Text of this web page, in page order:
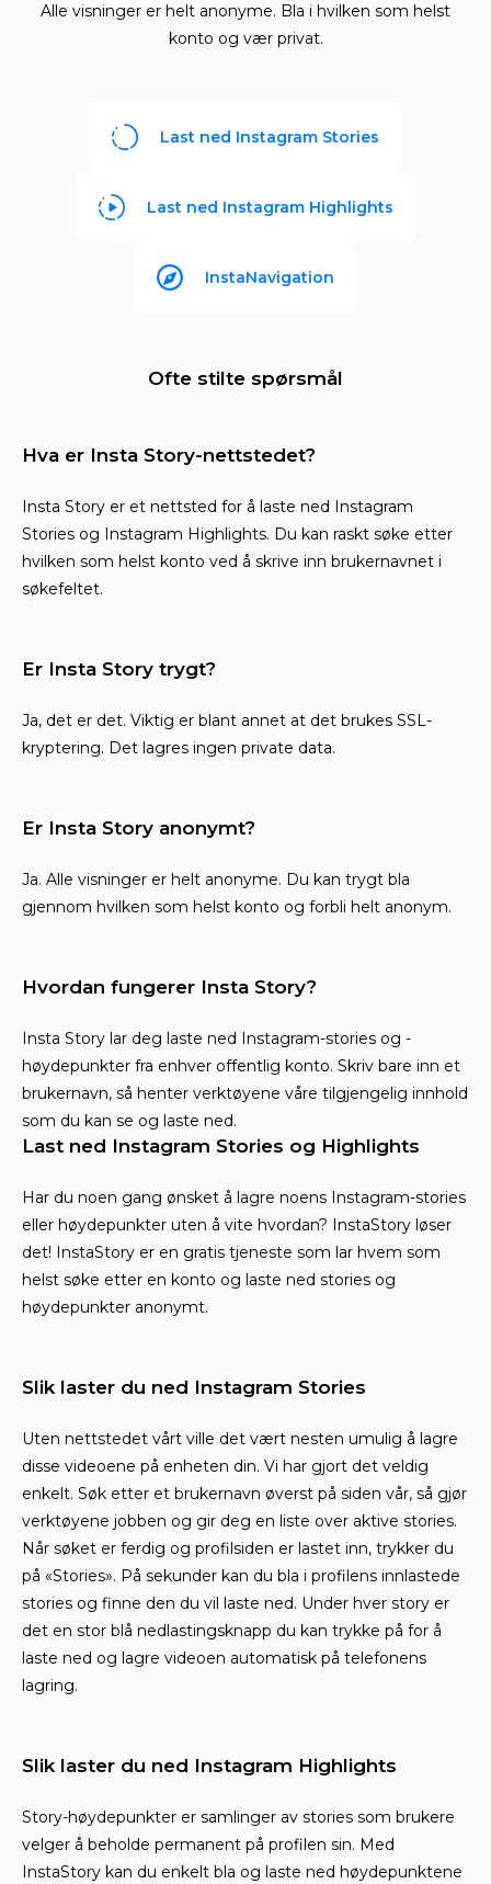
Alle visninger er helt anonyme. Bla i hvilken som helst
konto og vær privat.
Last ned Instagram Stories
Last ned Instagram Highlights
InstaNavigation
Ofte stilte spørsmål
Hva er Insta Story-nettstedet?
Insta Story er et nettsted for å laste ned Instagram
Stories og Instagram Highlights. Du kan raskt søke etter
hvilken som helst konto ved å skrive inn brukernavnet i
søkefeltet.
Er Insta Story trygt?
Ja, det er det. Viktig er blant annet at det brukes SSL-
kryptering. Det lagres ingen private data.
Er Insta Story anonymt?
Ja. Alle visninger er helt anonyme. Du kan trygt bla
gjennom hvilken som helst konto og forbli helt anonym.
Hvordan fungerer Insta Story?
Insta Story lar deg laste ned Instagram-stories og -
høydepunkter fra enhver offentlig konto. Skriv bare inn et
brukernavn, så henter verktøyene våre tilgjengelig innhold
som du kan se og laste ned.
Last ned Instagram Stories og Highlights
Har du noen gang ønsket å lagre noens Instagram-stories
eller høydepunkter uten å vite hvordan? InstaStory løser
det! InstaStory er en gratis tjeneste som lar hvem som
helst søke etter en konto og laste ned stories og
høydepunkter anonymt.
Slik laster du ned Instagram Stories
Uten nettstedet vårt ville det vært nesten umulig å lagre
disse videoene på enheten din. Vi har gjort det veldig
enkelt. Søk etter et brukernavn øverst på siden vår, så gjør
verktøyene jobben og gir deg en liste over aktive stories.
Når søket er ferdig og profilsiden er lastet inn, trykker du
på «Stories». På sekunder kan du bla i profilens innlastede
stories og finne den du vil laste ned. Under hver story er
det en stor blå nedlastingsknapp du kan trykke på for å
laste ned og lagre videoen automatisk på telefonens
lagring.
Slik laster du ned Instagram Highlights
Story-høydepunkter er samlinger av stories som brukere
velger å beholde permanent på profilen sin. Med
InstaStory kan du enkelt bla og laste ned høydepunktene